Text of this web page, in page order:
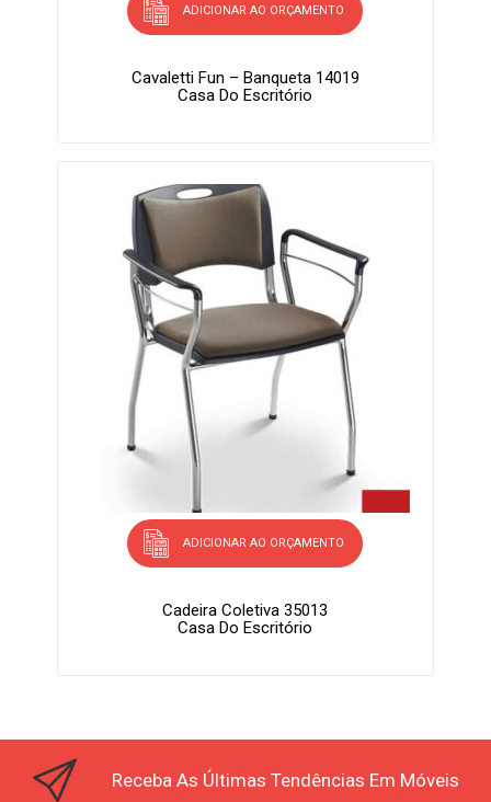
ADICIONAR AO ORÇAMENTO
Cavaletti Fun – Banqueta 14019
Casa Do Escritório
ADICIONAR AO ORÇAMENTO
Cadeira Coletiva 35013
Casa Do Escritório
Receba As Últimas Tendências Em Móveis